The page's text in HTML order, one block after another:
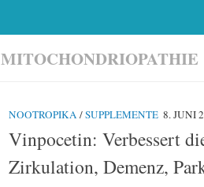
MITOCHONDRIOPATHIE
NOOTROPIKA /SUPPLEMENTE 8. JUNI
Vinpocetin: Verbessert
Zirkulation, Demenz,